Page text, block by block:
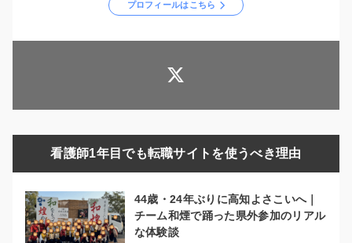
プロフィールはこちら
看護師1年目でも転職サイトを使うべき理由
44歳・24年ぶりに高知よさこいへ｜
チーム和煙で踊った県外参加のリアル
な体験談